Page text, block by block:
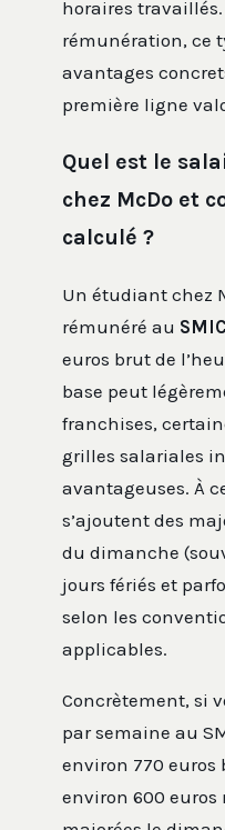
horaires
rémunération, ce
avantages
première ligne
Quel est le
chez McDo et
calculé ?
Un étudiant chez
rémunéré au
euros brut de
base peut
franchises,
grilles salariales
avantageuses. À
s’ajoutent des
du dimanche
jours fériés et
selon les
applicables.
Concrètement, si
par semaine au
environ 770 euros
environ 600 euros